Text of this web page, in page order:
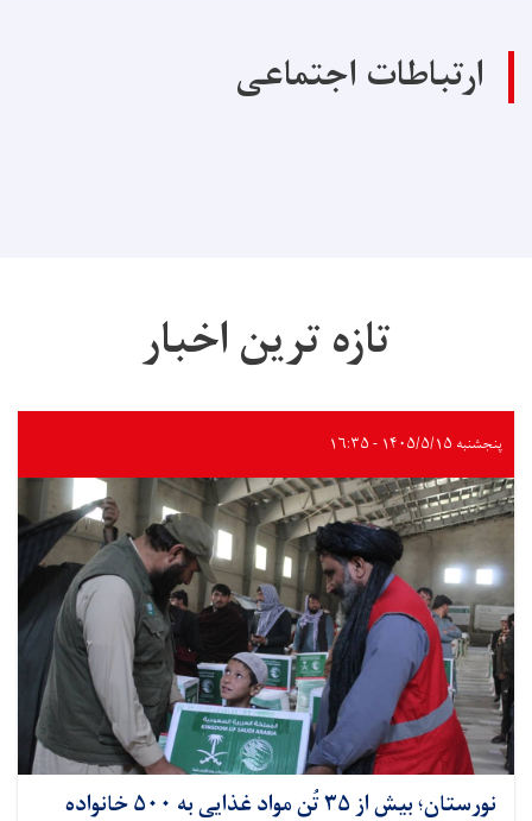
ارتباطات اجتماعی
تازه ترین اخبار
پنجشنبه ۱۴۰۵/۵/۱۵ - ۱۶:۳۵
نورستان؛ بیش از ۳۵ تُن مواد غذایی به ۵۰۰ خانواده